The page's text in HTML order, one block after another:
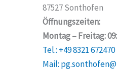
87527 Sonthofen
Öffnungszeiten:
Montag – Freitag:
Tel.: +49 8321 672470
Mail: